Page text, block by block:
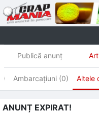
Publică anunţ
Ambarcațiuni (0) Altele
ANUNȚ EXPIRAT!